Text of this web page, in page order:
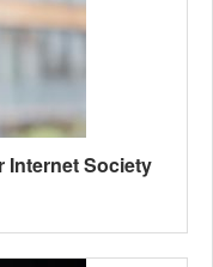
Internet Society